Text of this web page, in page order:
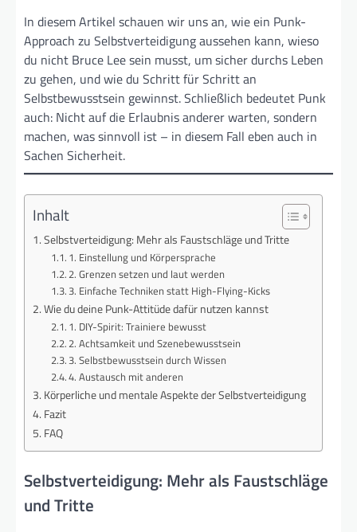
In diesem Artikel schauen wir uns an, wie ein Punk-
Approach zu Selbstverteidigung aussehen kann, wieso
du nicht Bruce Lee sein musst, um sicher durchs Leben
zu gehen, und wie du Schritt für Schritt an
Selbstbewusstsein gewinnst. Schließlich bedeutet Punk
auch: Nicht auf die Erlaubnis anderer warten, sondern
machen, was sinnvoll ist – in diesem Fall eben auch in
Sachen Sicherheit.
Inhalt
Selbstverteidigung: Mehr als Faustschläge und Tritte
1. Einstellung und Körpersprache
2. Grenzen setzen und laut werden
3. Einfache Techniken statt High-Flying-Kicks
Wie du deine Punk-Attitüde dafür nutzen kannst
1. DIY-Spirit: Trainiere bewusst
2. Achtsamkeit und Szenebewusstsein
3. Selbstbewusstsein durch Wissen
4. Austausch mit anderen
Körperliche und mentale Aspekte der Selbstverteidigung
Fazit
FAQ
Selbstverteidigung: Mehr als Faustschläge
und Tritte